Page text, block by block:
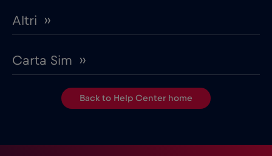
Altri ››
Carta Sim ››
Back to Help Center home